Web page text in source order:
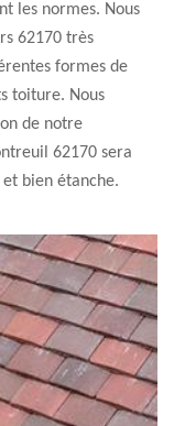
les normes. Nous
62170 très
formes de
toiture. Nous
de notre
62170 sera
bien étanche.